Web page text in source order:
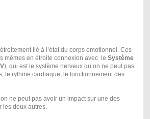
lié à l’état du corps emotionnel. Ces
mêmes en étroite connexion avec le Système
), qui est le système nerveux qu’on ne peut pas
le rythme cardiaque, le fonctionnement des
ne peut pas avoir un impact sur une des
les deux autres.